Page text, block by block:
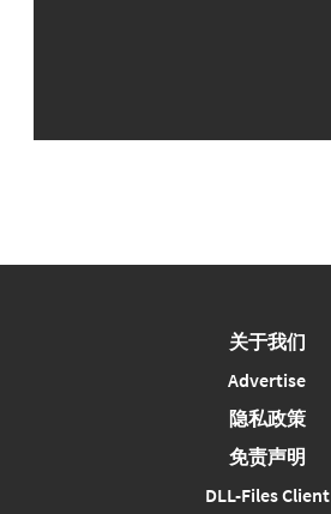
关于我们
Advertise
隐私政策
免责声明
DLL-Files Client